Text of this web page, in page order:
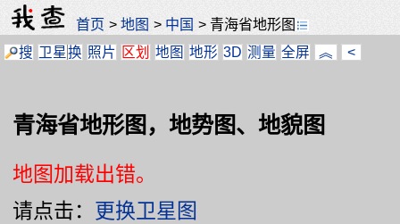
首页 >地图 > 中国 > 青海省地形图
搜 卫星换 照片 区划 地图 地形 3D 测量 全屏 ︽ <
青海省地形图，地势图、地貌图
地图加载出错。
请点击： 更换卫星图